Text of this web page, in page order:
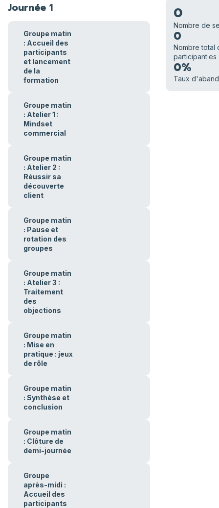
Journée 1
Groupe matin
: Accueil des
participants
et lancement
de la
formation
Groupe matin
: Atelier 1 :
Mindset
commercial
Groupe matin
: Atelier 2 :
Réussir sa
découverte
client
Groupe matin
: Pause et
rotation des
groupes
Groupe matin
: Atelier 3 :
Traitement
des
objections
Groupe matin
: Mise en
pratique : jeux
de rôle
Groupe matin
: Synthèse et
conclusion
Groupe matin
: Clôture de
demi-journée
Groupe
après-midi :
Accueil des
participants
0
Nombre de
0
Nombre total
participant·es
0%
Taux